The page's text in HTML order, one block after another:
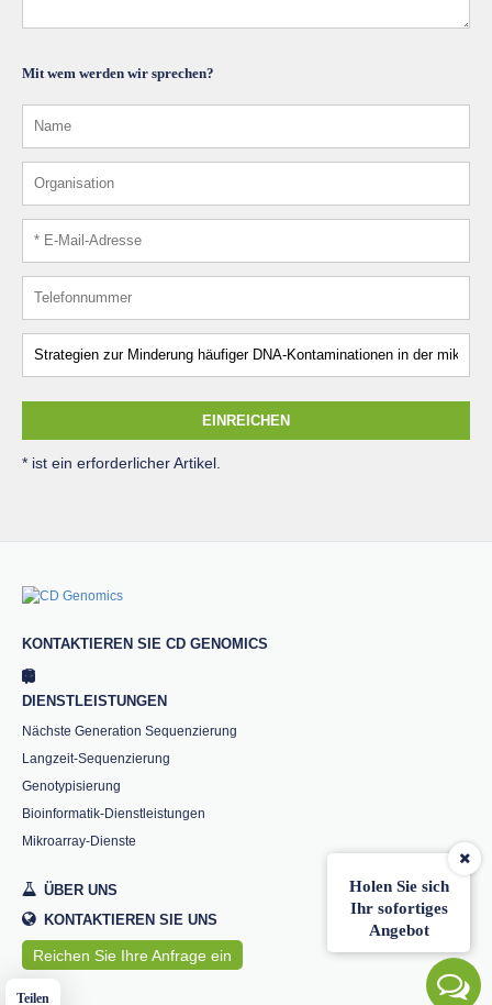
Holen Sie sich
Ihr sofortiges
Angebot
Teilen
Mit wem werden wir sprechen?
EINREICHEN
* ist ein erforderlicher Artikel.
KONTAKTIEREN SIE CD GENOMICS
DIENSTLEISTUNGEN
Nächste Generation Sequenzierung
Langzeit-Sequenzierung
Genotypisierung
Bioinformatik-Dienstleistungen
Mikroarray-Dienste
ÜBER UNS
KONTAKTIEREN SIE UNS
Reichen Sie Ihre Anfrage ein